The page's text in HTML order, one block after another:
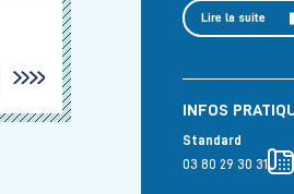
Lire la suite
INFOS
Standard
03 80 29 30 31